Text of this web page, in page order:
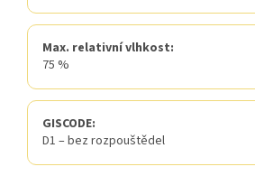
Max. relativní vlhkost:
75 %
GISCODE:
D1 – bez rozpouštědel